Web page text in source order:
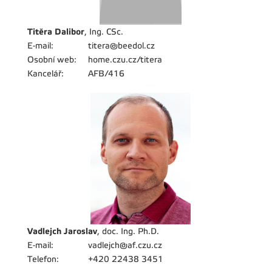
Titěra Dalibor, Ing. CSc.
E-mail:
titera@beedol.cz
Osobní web:
home.czu.cz/titera
Kancelář:
AFB/416
Vadlejch Jaroslav, doc. Ing. Ph.D.
E-mail:
vadlejch@af.czu.cz
Telefon:
+420 22438 3451